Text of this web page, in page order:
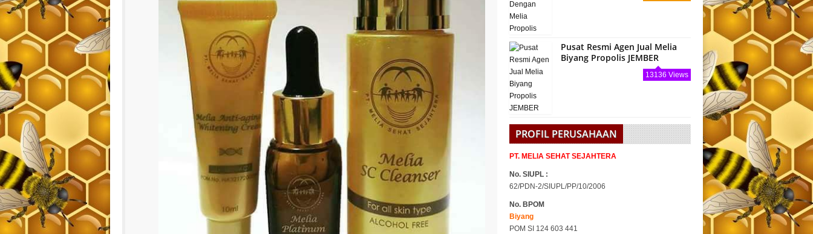
Pusat Resmi Agen Jual Melia
Biyang Propolis JEMBER
13136 Views
PROFIL PERUSAHAAN
PT. MELIA SEHAT SEJAHTERA
No. SIUPL :
62/PDN-2/SIUPL/PP/10/2006
No. BPOM
Biyang
POM SI 124 603 441